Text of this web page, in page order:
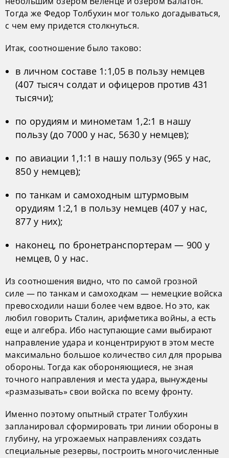
Тогда же Федор Толбухин мог только догадываться,
с чем ему придется столкнуться.
Итак, соотношение было таково:
в личном составе 1:1,05 в пользу немцев
(407 тысяч солдат и офицеров против 431
тысячи);
по орудиям и минометам 1,2:1 в нашу
пользу (до 7000 у нас, 5630 у немцев);
по авиации 1,1:1 в нашу пользу (965 у нас,
850 у немцев);
по танкам и самоходным штурмовым
орудиям 1:2,1 в пользу немцев (407 у нас,
877 у них);
наконец, по бронетранспортерам — 900 у
немцев, 0 у нас.
Из соотношения видно, что по самой грозной
силе — по танкам и самоходкам — немецкие войска
превосходили наши более чем вдвое. Но это, как
любил говорить Сталин, арифметика войны, а есть
еще и алгебра. Ибо наступающие сами выбирают
направление удара и концентрируют в этом месте
максимально большое количество сил для прорыва
обороны. Тогда как обороняющиеся, не зная
точного направления и места удара, вынуждены
«размазывать» свои войска по всему фронту.
Именно поэтому опытный стратег Толбухин
запланировал сформировать три линии обороны в
глубину, на угрожаемых направлениях создать
специальные резервы, построить многочисленные